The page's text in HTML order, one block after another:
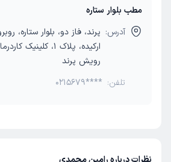
مطب بلوار ستاره
آدرس: پرند، فاز دو، بلوار ستاره،
ارکیده، پلاک 1،
رویش پرند
تلفن: 0215679****